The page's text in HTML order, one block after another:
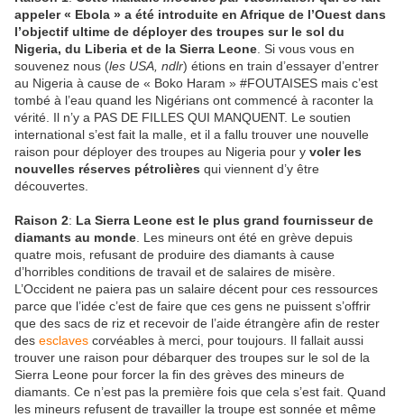
appeler « Ebola » a été introduite en Afrique de l’Ouest dans
l’objectif ultime de déployer des troupes sur le sol du
Nigeria, du Liberia et de la Sierra Leone . Si vous vous en
souvenez nous (les USA, ndlr) étions en train d’essayer d’entrer
au Nigeria à cause de « Boko Haram » #FOUTAISES mais c’est
tombé à l’eau quand les Nigérians ont commencé à raconter la
vérité. Il n’y a PAS DE FILLES QUI MANQUENT. Le soutien
international s’est fait la malle, et il a fallu trouver une nouvelle
raison pour déployer des troupes au Nigeria pour y voler les
nouvelles réserves pétrolières qui viennent d’y être
découvertes.
Raison 2: La Sierra Leone est le plus grand fournisseur de
diamants au monde . Les mineurs ont été en grève depuis
quatre mois, refusant de produire des diamants à cause
d’horribles conditions de travail et de salaires de misère.
L’Occident ne paiera pas un salaire décent pour ces ressources
parce que l’idée c’est de faire que ces gens ne puissent s’offrir
que des sacs de riz et recevoir de l’aide étrangère afin de rester
des esclaves corvéables à merci, pour toujours. Il fallait aussi
trouver une raison pour débarquer des troupes sur le sol de la
Sierra Leone pour forcer la fin des grèves des mineurs de
diamants. Ce n’est pas la première fois que cela s’est fait. Quand
les mineurs refusent de travailler la troupe est sonnée et même